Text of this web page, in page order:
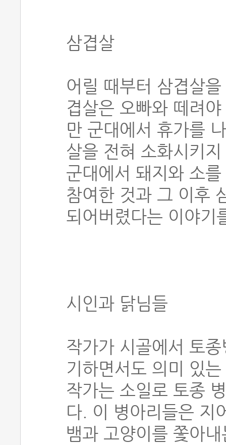
삼겹살
어릴 때부터 삼겹살
겹살은 오빠와 떼려
만 군대에서 휴가를
살을 전혀 소화시키
군대에서 돼지와 소
참여한 것과 그 이후
되어버렸다는 이야기
시인과 닭님들
작가가 시골에서 토
기하면서도 의미 있
작가는 소일로 토종
다. 이 병아리들은 지
뱀과 고양이를 쫓아